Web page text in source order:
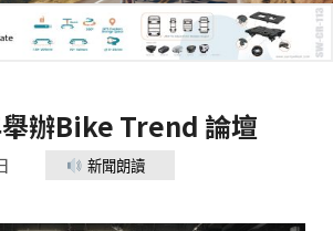
辦Bike Trend 論壇
新聞朗讀